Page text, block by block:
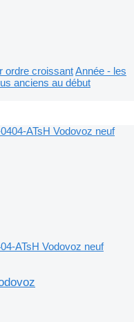
ordre croissantAnnée - les
anciens au début
ATsH Vodovoz neuf